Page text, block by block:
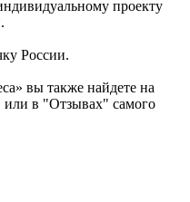
проекту
России.
вы также найдете на
или в "Отзывах" самого